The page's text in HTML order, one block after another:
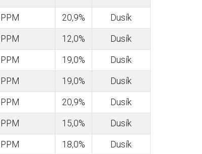
20,9% Dusík
12,0% Dusík
19,0% Dusík
19,0% Dusík
20,9% Dusík
15,0% Dusík
18,0% Dusík